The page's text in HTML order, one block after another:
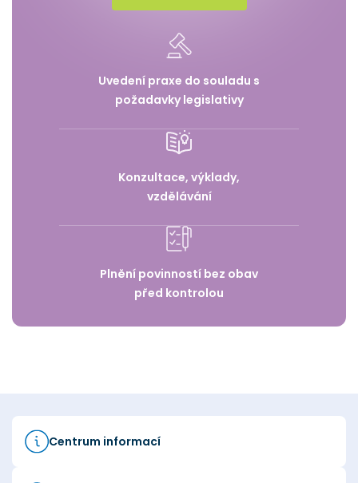
Uvedení praxe do souladu s
požadavky legislativy
Konzultace, výklady,
vzdělávání
Plnění povinností bez obav
před kontrolou
Centrum informací